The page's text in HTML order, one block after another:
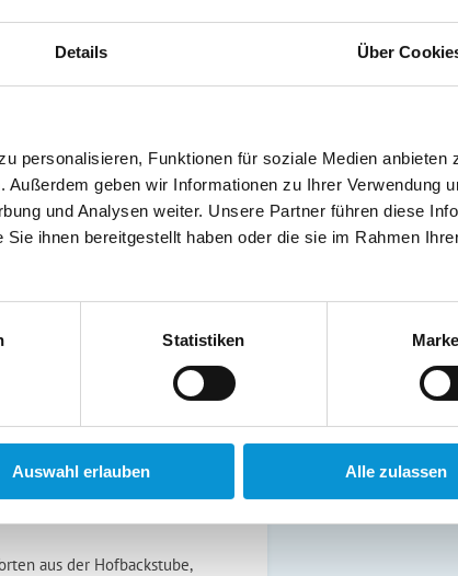
Details Über
personalisieren, Funktionen für soziale Medien anbieten
geben wir Informationen zu Ihrer Verwendung
und Analysen weiter. Unsere Partner führen diese
ihnen bereitgestellt haben oder die sie im Rahmen
Statistiken
Auswahl erlauben Alle zulassen
Grill
Halbpension möglich
aus der Hofbackstube,